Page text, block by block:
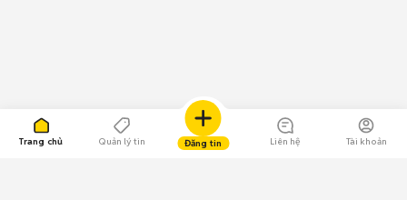
Trang chủ Quản lý tin Đăng tin Liên hệ Tài khoản